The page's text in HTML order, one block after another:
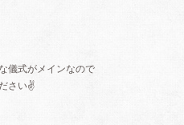
儀式がメインなので
さい✌️